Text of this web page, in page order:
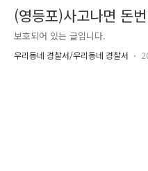
(영등포)사고나면 돈
보호되어 있는 글입니다.
우리동네 경찰서/우리동네 경찰서